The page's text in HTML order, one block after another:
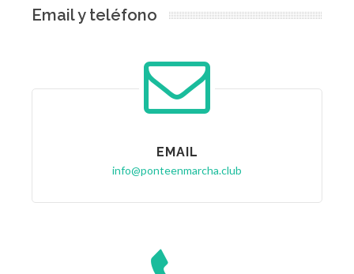
Email y teléfono
EMAIL
info@ponteenmarcha.club